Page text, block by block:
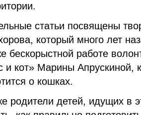
статьи посвящены
который много лет
бескорыстной работе
и кот» Марины Апрускиной,
о кошках.
родители детей, идущих в